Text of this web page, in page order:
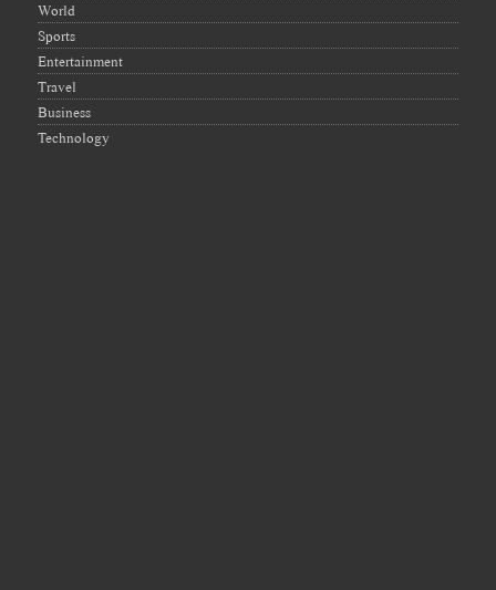
World
Sports
Entertainment
Travel
Business
Technology